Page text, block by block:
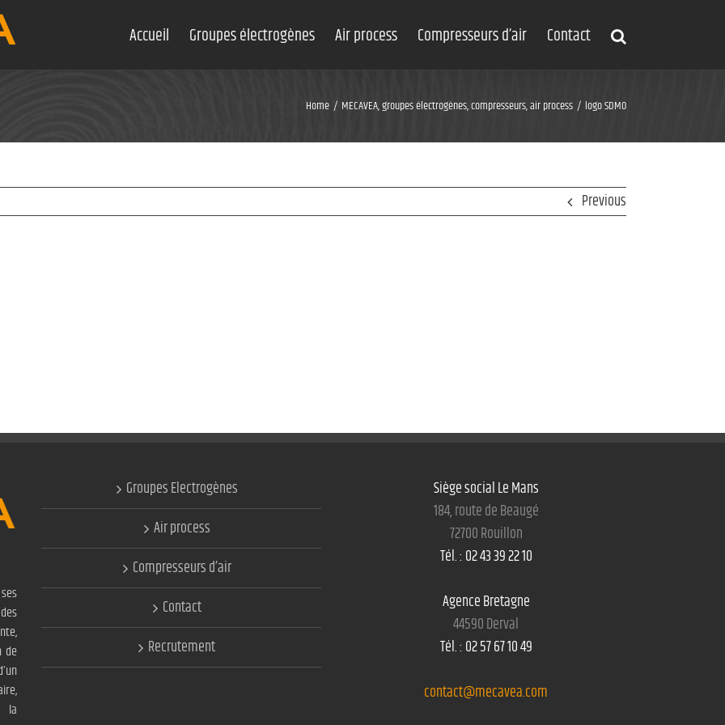
Accueil Groupes électrogènes Air process Compresseurs d’air Contact
Home MECAVEA, groupes électrogènes, compresseurs, air process logo SDMO
Previous
de
la
Groupes Electrogènes
Air process
Compresseurs d’air
Contact
Recrutement
Siège social Le Mans
184, route de Beaugé
72700 Rouillon
Tél. : 02 43 39 22 10
Agence Bretagne
44590 Derval
Tél. : 02 57 67 10 49
contact@mecavea.com